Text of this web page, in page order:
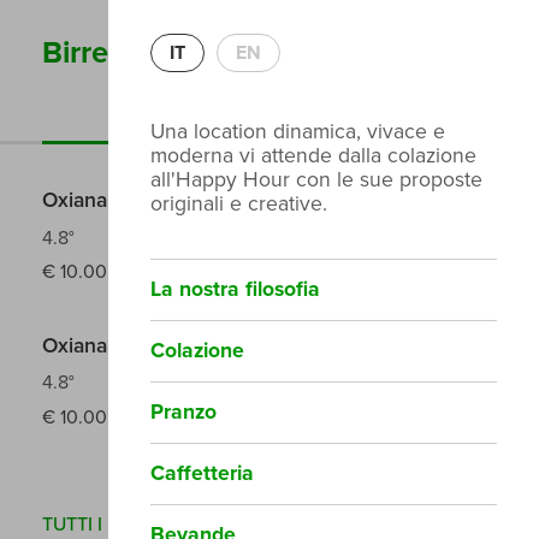
IT EN
Una location dinamica, vivace e
moderna vi attende dalla colazione
all'Happy Hour con le sue proposte
originali e creative.
La nostra filosofia
Colazione
Pranzo
Caffetteria
Birre
Oxiana Keller
4.8°
€ 10.00 /40cl
Oxiana Epic -
4.8°
€ 10.00 /40cl
TUTTI I PREZZI SONO COMPRESI DI SERVIZIO E IVA